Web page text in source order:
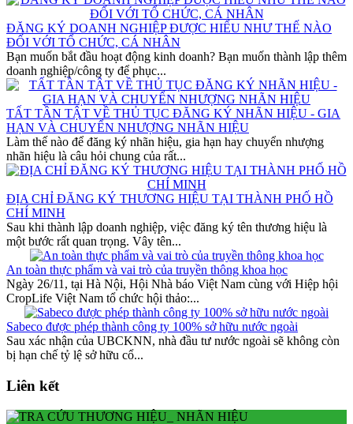
ĐĂNG KÝ DOANH NGHIỆP ĐƯỢC HIỂU NHƯ THẾ NÀO
ĐỐI VỚI TỔ CHỨC, CÁ NHÂN
Bạn muốn bắt đầu hoạt động kinh doanh? Bạn muốn thành lập thêm
doanh nghiệp/công ty để phục...
TẤT TẦN TẬT VỀ THỦ TỤC ĐĂNG KÝ NHÃN HIỆU - GIA
HẠN VÀ CHUYỂN NHƯỢNG NHÃN HIỆU
Làm thế nào để đăng ký nhãn hiệu, gia hạn hay chuyển nhượng
nhãn hiệu là câu hỏi chung của rất...
ĐỊA CHỈ ĐĂNG KÝ THƯƠNG HIỆU TẠI THÀNH PHỐ HỒ
CHÍ MINH
Sau khi thành lập doanh nghiệp, việc đăng ký tên thương hiệu là
một bước rất quan trọng. Vây tên...
An toàn thực phẩm và vai trò của truyền thông khoa học
Ngày 26/11, tại Hà Nội, Hội Nhà báo Việt Nam cùng với Hiệp hội
CropLife Việt Nam tổ chức hội thảo:...
Sabeco được phép thành công ty 100% sở hữu nước ngoài
Sau xác nhận của UBCKNN, nhà đầu tư nước ngoài sẽ không còn
bị hạn chế tỷ lệ sở hữu cổ...
Liên kết